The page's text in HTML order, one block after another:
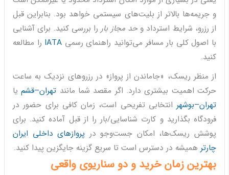
و جریمه‌ها بالاتر از بلیت‌های سیستمی خواهد بود. بنابراین قبل
از رزرو، شرایط استرداد وحد مجاز باررا بررسی کنید. برای آشنایی
با اصول کلی بار مسافر می‌توانید راهنمای رسمی IATA را مطالعه
کنید.
از منظر ریسک، «جا‌ماندن از پرواز» در رزروهای نزدیک به ساعت
حرکت اهمیت بیشتری دارد. اگر مقصد شما مانند تهران–قشمیا
تهران–بوشهر انتخابی تفریحی است، زمان کافی برای حضور در
فرودگاه بگذارید و کارت شناسایی/بار را از قبل آماده کنید. برای
پوشش ریسک‌ها، امکان جست‌وجو در پروازهای داخلی ایران
چارتر همیشه در دسترس است تا سریع گزینه جایگزین پیدا کنید.
بهترین زمان خرید و دو سناریوی واقعی